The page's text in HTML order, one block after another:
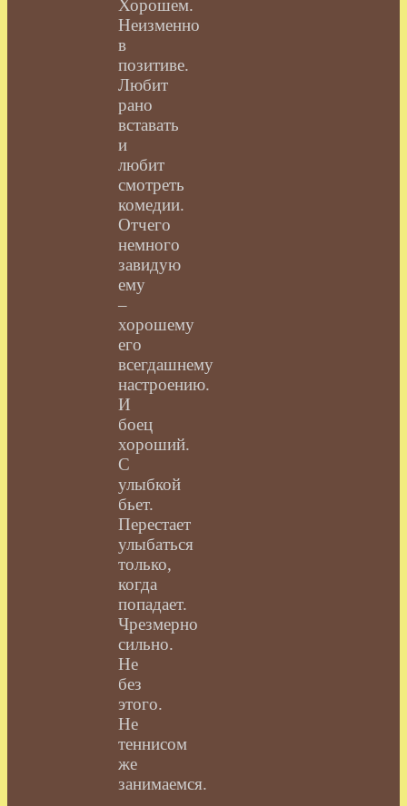
Хорошем.
Неизменно
в
позитиве.
Любит
рано
вставать
и
любит
смотреть
комедии.
Отчего
немного
завидую
ему
–
хорошему
его
всегдашнему
настроению.
И
боец
хороший.
С
улыбкой
бьет.
Перестает
улыбаться
только,
когда
попадает.
Чрезмерно
сильно.
Не
без
этого.
Не
теннисом
же
занимаемся.